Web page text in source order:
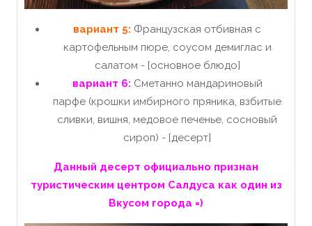
вариант 5: Французская отбивная с
картофельным пюре, соусом демиглас и
салатом - [основное блюдо]
вариант 6: Сметанно мандариновый
парфе (крошки имбирного пряника, взбитые
сливки, вишня, медовое печенье, сосновый
сироп) - [десерт]
Данный десерт официально признан
туристическим центром Салдуса как один из
Вкусом города =)